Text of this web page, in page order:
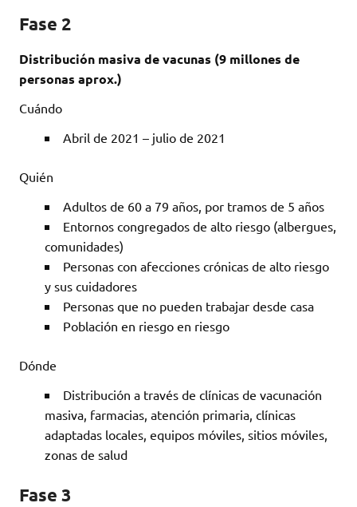
Fase 2
Distribución masiva de vacunas (9 millones de
personas aprox.)
Cuándo
Abril de 2021 – julio de 2021
Quién
Adultos de 60 a 79 años, por tramos de 5 años
Entornos congregados de alto riesgo (albergues,
comunidades)
Personas con afecciones crónicas de alto riesgo
y sus cuidadores
Personas que no pueden trabajar desde casa
Población en riesgo en riesgo
Dónde
Distribución a través de clínicas de vacunación
masiva, farmacias, atención primaria, clínicas
adaptadas locales, equipos móviles, sitios móviles,
zonas de salud
Fase 3